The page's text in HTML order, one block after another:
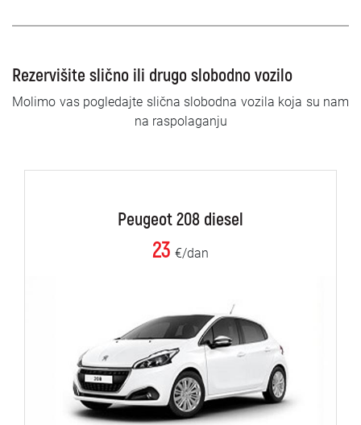
Rezervišite slično ili drugo slobodno vozilo
Molimo vas pogledajte slična slobodna vozila koja su nam
na raspolaganju
Peugeot 208 diesel
23 €/dan